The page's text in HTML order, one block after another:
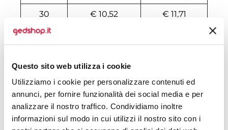
Questo sito web utilizza i cookie
Utilizziamo i cookie per personalizzare contenuti ed
annunci, per fornire funzionalità dei social media e per
analizzare il nostro traffico. Condividiamo inoltre
informazioni sul modo in cui utilizzi il nostro sito con i
30 € 10,52 € 11,71
50
€ 7,34
500 € 5,46 € 5,63
1000 € 4,94 € 5,40